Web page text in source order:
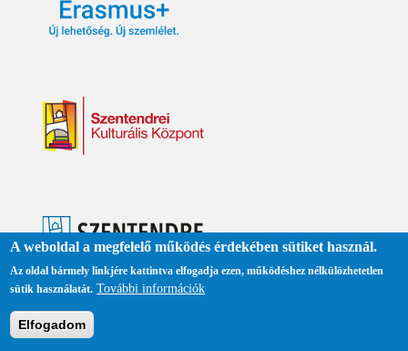
A weboldal a megfelelő működés érdekében sütiket használ.
Az oldal bármely linkjére kattintva elfogadja ezen, működéshez nélkülözhetetlen
sütik használatát. További információk
Elfogadom